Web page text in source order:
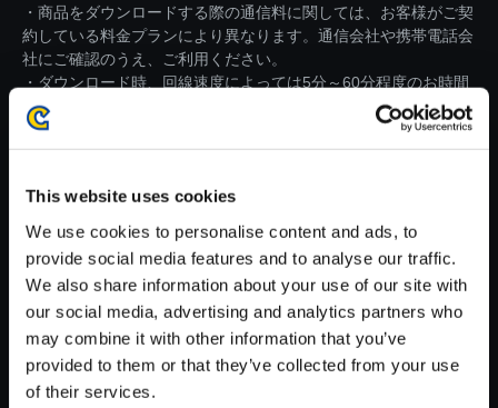
This website uses cookies
We use cookies to personalise content and ads, to
provide social media features and to analyse our traffic.
We also share information about your use of our site with
our social media, advertising and analytics partners who
may combine it with other information that you’ve
provided to them or that they’ve collected from your use
of their services.
・商品をダウンロードする際の通信料に関しては、お客様がご契
約している料金プランにより異なります。通信会社や携帯電話会
社にご確認のうえ、ご利用ください。
・ダウンロード時、回線速度によっては5分～60分程度のお時間
がかかる場合がございます。
※ご購入いただいたファイルのダウンロードの際には、通信環境
が安定しているWifi環境でお試しください。
【単曲】ストリートファイターI
Vシリーズ サウンドBOX CS Lo
bby Screen